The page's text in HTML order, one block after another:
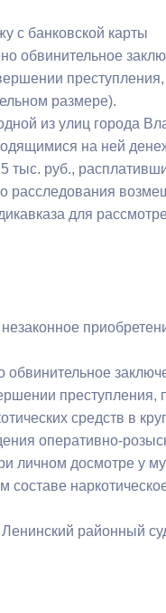
решений и
с банковской карты
обвинительное
преступления,
размере).
из улиц города
на ней
тыс. руб.,
расследования
для
преступления,
средств в
оперативно-
личном досмотре у
районный